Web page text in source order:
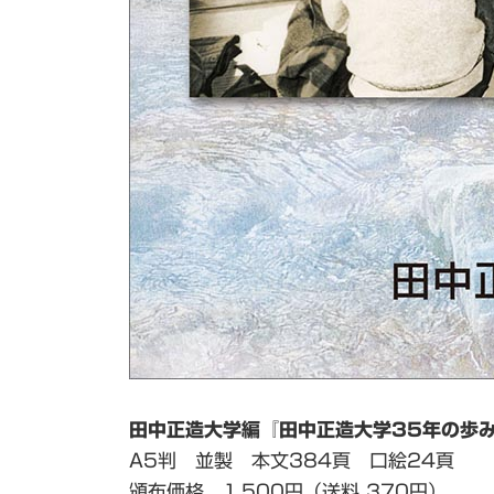
田中正造大学編『田中正造大学35年の歩
A5判 並製 本文384頁 口絵24頁